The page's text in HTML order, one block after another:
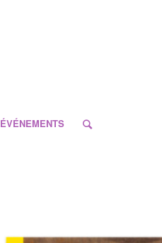
ÉVÉNEMENTS